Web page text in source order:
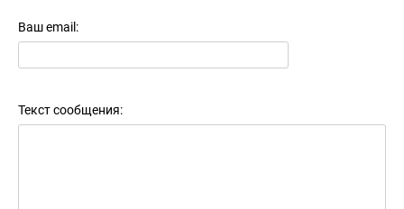
Ваш email:
Текст сообщения: